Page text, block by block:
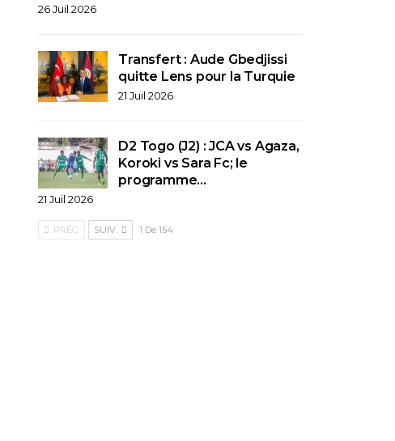
26 Juil 2026
Transfert : Aude Gbedjissi
quitte Lens pour la Turquie
21 Juil 2026
D2 Togo (J2) : JCA vs Agaza,
Koroki vs Sara Fc; le
programme…
21 Juil 2026
PRÉC. SUIV. 1 De 154